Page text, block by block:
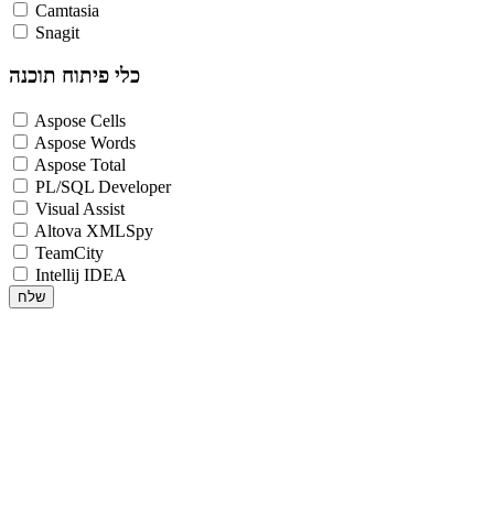
Camtasia
Snagit
כלי פיתוח תוכנה
Aspose Cells
Aspose Words
Aspose Total
PL/SQL Developer
Visual Assist
Altova XMLSpy
TeamCity
Intellij IDEA